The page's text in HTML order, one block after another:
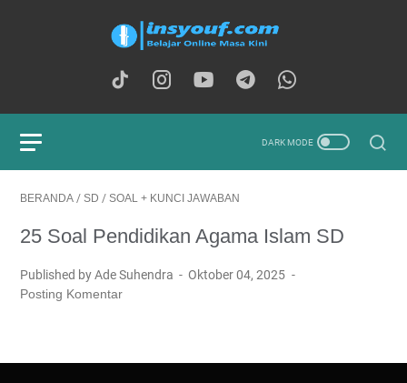
BERANDA / SD / SOAL + KUNCI JAWABAN
25 Soal Pendidikan Agama Islam SD
Published by Ade Suhendra
Oktober 04, 2025
Posting Komentar